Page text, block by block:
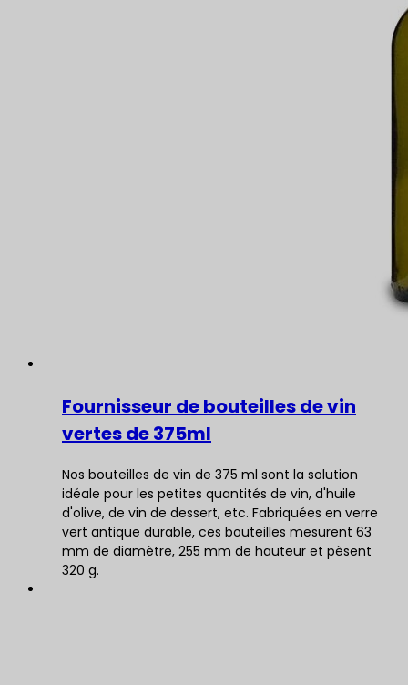
Fournisseur de bouteilles de vin
vertes de 375ml
Nos bouteilles de vin de 375 ml sont la solution
idéale pour les petites quantités de vin, d'huile
d'olive, de vin de dessert, etc. Fabriquées en verre
vert antique durable, ces bouteilles mesurent 63
mm de diamètre, 255 mm de hauteur et pèsent
320 g.